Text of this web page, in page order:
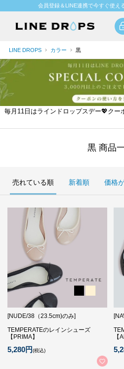
会員登録＆LINE連携で今すぐ使え
LINE DROPS カラー 黒
毎月11日はラインドロップスデー💖クー
黒 商品
売れている順 新着順 価格
[NUDE/38（23.5cm)のみ]
TEMPERATEのレインシューズ
【PRIMA】
5,280円(税込)
【